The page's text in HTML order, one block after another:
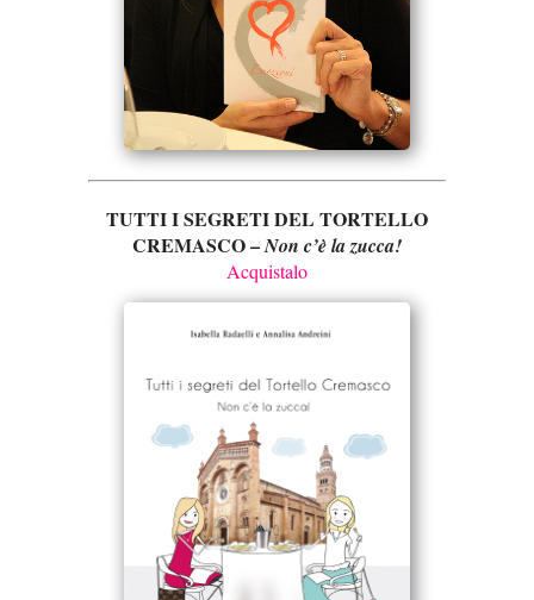
TUTTI I SEGRETI DEL TORTELLO
CREMASCO –Non c’è la zucca!
Acquistalo